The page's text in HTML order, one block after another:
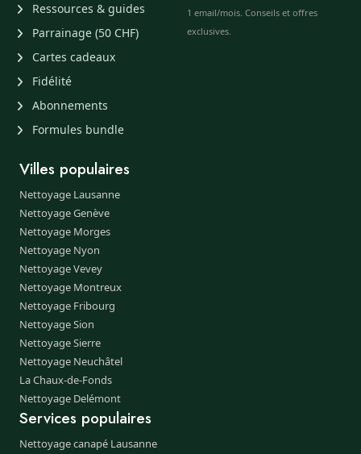
Ressources & guides
Parrainage (50 CHF)
Cartes cadeaux
Fidélité
Abonnements
Formules bundle
1 email/mois. Conseils et offres
exclusives.
Villes populaires
Nettoyage Lausanne
Nettoyage Genève
Nettoyage Morges
Nettoyage Nyon
Nettoyage Vevey
Nettoyage Montreux
Nettoyage Fribourg
Nettoyage Sion
Nettoyage Sierre
Nettoyage Neuchâtel
La Chaux-de-Fonds
Nettoyage Delémont
Services populaires
Nettoyage canapé Lausanne